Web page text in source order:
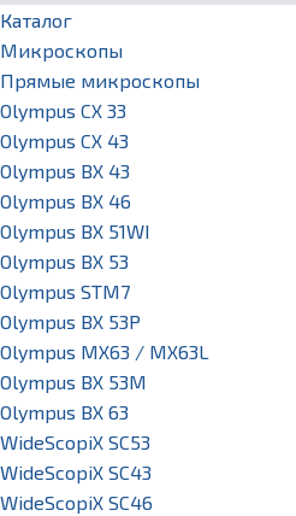
Каталог
Микроскопы
Прямые микроскопы
Olympus CX 33
Olympus CX 43
Olympus BX 43
Olympus BX 46
Olympus BX 51WI
Olympus BX 53
Olympus STM7
Olympus BX 53P
Olympus MX63 / MX63L
Olympus BX 53M
Olympus BX 63
WideScopiX SC53
WideScopiX SC43
WideScopiX SC46